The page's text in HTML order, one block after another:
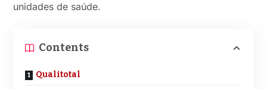
unidades de saúde.
Contents
Qualitotal